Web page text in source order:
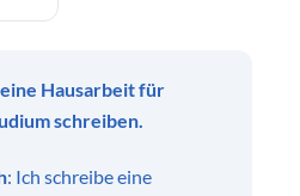
Hausarbeit für
schreiben.
: Ich schreibe eine